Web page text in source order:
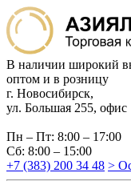
В наличии широкий
оптом и в розницу
г. Новосибирск,
ул. Большая 255, офис
Пн – Пт: 8:00 – 17:00
Сб: 8:00 – 15:00
+7 (383) 200 34 48 >